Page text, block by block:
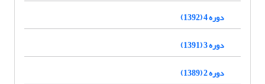
دوره 4 (1392)
دوره 3 (1391)
دوره 2 (1389)